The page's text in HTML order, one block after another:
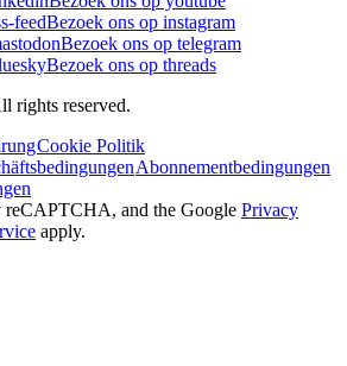
feedBezoek ons op instagram
Bezoek ons op telegram
Bezoek ons op threads
rights reserved.
Cookie Politik
Abonnementbedingungen
reCAPTCHA, and the Google Privacy
apply.